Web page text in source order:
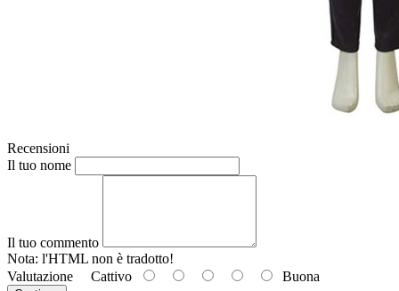
Recensioni
Il tuo nome
Il tuo commento
Nota: l'HTML non è tradotto!
Valutazione Cattivo Buona